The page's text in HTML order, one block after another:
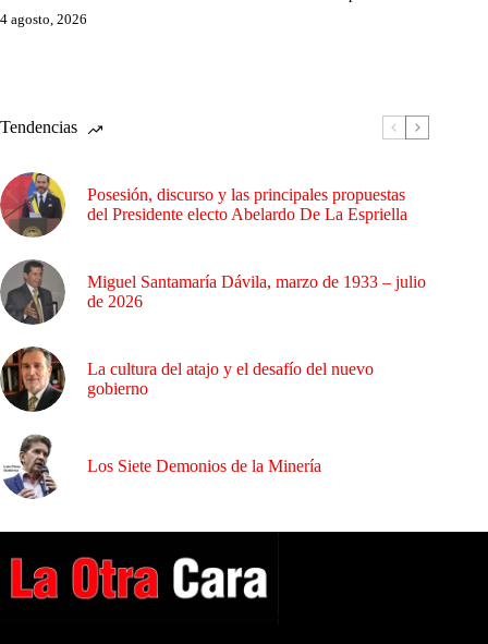
4 agosto, 2026
Tendencias
Posesión, discurso y las principales propuestas
del Presidente electo Abelardo De La Espriella
Miguel Santamaría Dávila, marzo de 1933 – julio
de 2026
La cultura del atajo y el desafío del nuevo
gobierno
Los Siete Demonios de la Minería